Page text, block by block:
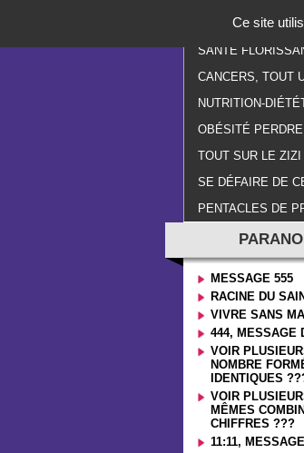
ACCUEIL
SANTÉ
CANCERS, TOUT
NUTRITION-
OBÉSITÉ
TOUT SUR LE
SE DÉFAIRE DE
PENTACLES DE
MESSAGE 555
RACINE DU
VIVRE SANS
444, MESSAGE
VOIR
NOMBRE
IDENTIQUES
VOIR
MÊMES
CHIFFRES ???
11:11,
Ce site